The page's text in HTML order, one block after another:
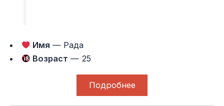
Имя — Рада
Возраст — 25
Подробнее